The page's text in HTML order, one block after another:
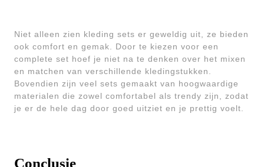
Niet alleen zien kleding sets er geweldig uit, ze bieden
ook comfort en gemak. Door te kiezen voor een
complete set hoef je niet na te denken over het mixen
en matchen van verschillende kledingstukken.
Bovendien zijn veel sets gemaakt van hoogwaardige
materialen die zowel comfortabel als trendy zijn, zodat
je er de hele dag door goed uitziet en je prettig voelt.
Conclusie